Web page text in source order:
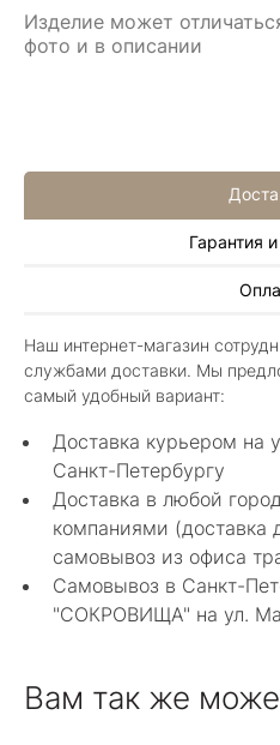
Изделие может
фото и в описании
Гарантия
Наш интернет-магазин
службами доставки. Мы
самый удобный вариант:
Доставка курьером на
Санкт-Петербургу
Доставка в любой
компаниями (доставка
самовывоз из офиса
Самовывоз в Санкт-
"СОКРОВИЩА" на ул.
Вам так же
Алла Майорова
Классные изделия,
в других магазинах.
грамотные
с выбором.
Показать полностью
Нелли Г.
4 мая 2025
Каждый раз бывая на
12 в Санкт-Петербурге
феи-специалисты"
выбором ! Украшения из